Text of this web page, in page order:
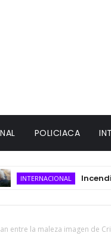
POLICIACA
Incendio
entre la maleza imagen de